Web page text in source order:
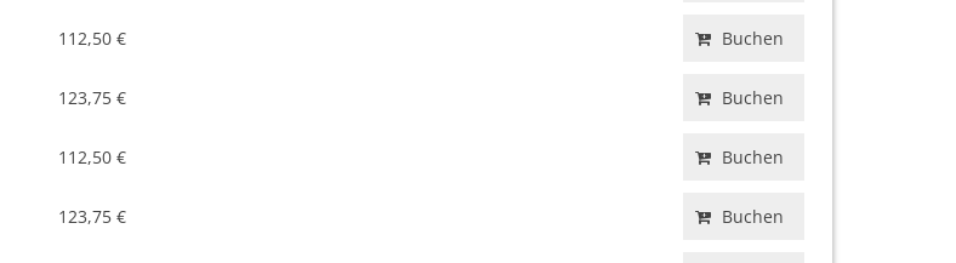
112,50 € Buchen
123,75 € Buchen
112,50 € Buchen
123,75 € Buchen